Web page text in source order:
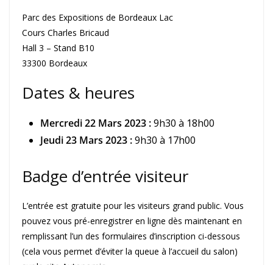
Parc des Expositions de Bordeaux Lac
Cours Charles Bricaud
Hall 3 – Stand B10
33300 Bordeaux
Dates & heures
Mercredi 22 Mars 2023 :9h30 à 18h00
Jeudi 23 Mars 2023 :9h30 à 17h00
Badge d’entrée visiteur
L’entrée est gratuite pour les visiteurs grand public. Vous
pouvez vous pré-enregistrer en ligne dès maintenant en
remplissant l’un des formulaires d’inscription ci-dessous
(cela vous permet d’éviter la queue à l’accueil du salon)